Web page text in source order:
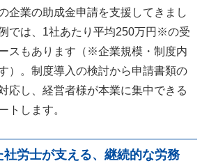
企業の助成金申請を支援してきまし
では、1社あたり平均250万円※の受
スもあります（※企業規模・制度内
）。制度導入の検討から申請書類の
応し、経営者様が本業に集中できる
トします。
労士が支える、継続的な労務